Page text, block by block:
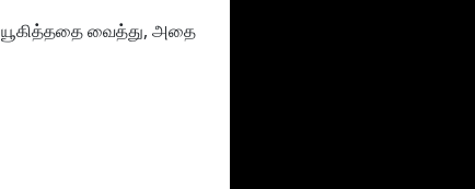
யூகித்ததை வைத்து, அதை